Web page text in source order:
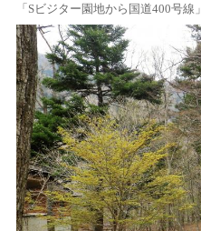
「Sビジター園地から国道400号線」